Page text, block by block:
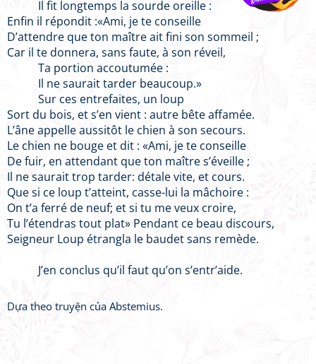
Il fit longtemps la sourde oreille :
Enfin il répondit :«Ami, je te conseille
D’attendre que ton maître ait fini son sommeil ;
Car il te donnera, sans faute, à son réveil,
Ta portion accoutumée :
Il ne saurait tarder beaucoup.»
Sur ces entrefaites, un loup
Sort du bois, et s’en vient : autre bête affamée.
L’âne appelle aussitôt le chien à son secours.
Le chien ne bouge et dit : «Ami, je te conseille
De fuir, en attendant que ton maître s’éveille ;
Il ne saurait trop tarder: détale vite, et cours.
Que si ce loup t’atteint, casse-lui la mâchoire :
On t’a ferré de neuf; et si tu me veux croire,
Tu l’étendras tout plat» Pendant ce beau discours,
Seigneur Loup étrangla le baudet sans remède.
J’en conclus qu’il faut qu’on s’entr’aide.
Dựa theo truyện của Abstemius.